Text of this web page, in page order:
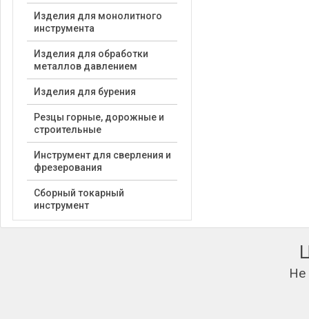
Изделия для монолитного
инструмента
Изделия для обработки
металлов давлением
Изделия для бурения
Резцы горные, дорожные и
строительные
Инструмент для сверления и
фрезерования
Сборный токарный
инструмент
Не